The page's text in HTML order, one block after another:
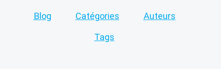
Blog Catégories Auteurs
Tags